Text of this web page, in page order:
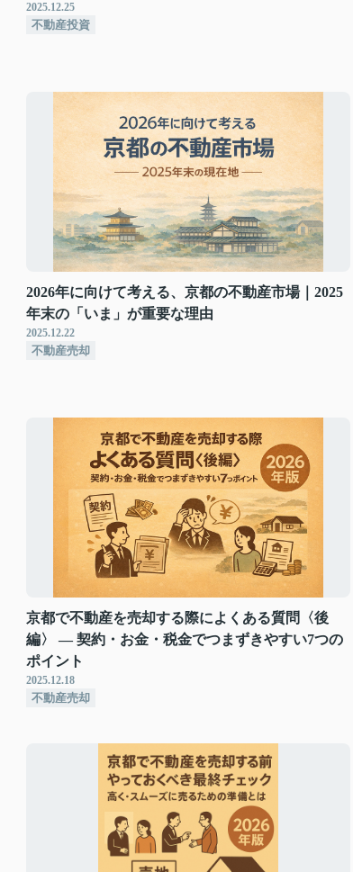
2025.12.25
不動産投資
2026年に向けて考える、京都の不動産市場｜2025
年末の「いま」が重要な理由
2025.12.22
不動産売却
京都で不動産を売却する際によくある質問〈後
編〉 ― 契約・お金・税金でつまずきやすい7つの
ポイント
2025.12.18
不動産売却